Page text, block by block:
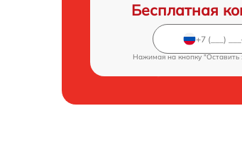
Бесплатная
Нажимая на кнопку "Оставить